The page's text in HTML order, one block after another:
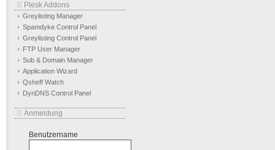
Plesk Addons
Greylisting Manager
Spamdyke Control Panel
Greylisting Control Panel
FTP User Manager
Sub & Domain Manager
Application Wizard
Qsheff Watch
DynDNS Control Panel
Anmeldung
Benutzername